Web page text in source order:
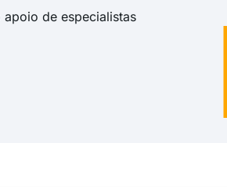
de especialistas